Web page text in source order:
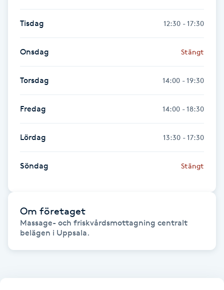
Gravidmassage
Gravidyoga
Gruppträning
Gua Sha-massage
Hatha Yoga
Headspa
Healing
Herrklippning
HIFU
Tisdag 12:30 - 17:30
Onsdag Stängt
Torsdag 14:00 - 19:30
Fredag 14:00 - 18:30
Lördag 13:30 - 17:30
Söndag Stängt
Om företaget
Massage- och friskvårdsmottagning centralt
belägen i Uppsala.